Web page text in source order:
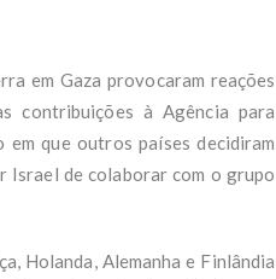
em Gaza provocaram reações
contribuições à Agência para
em que outros países decidiram
Israel de colaborar com o grupo
Holanda, Alemanha e Finlândia